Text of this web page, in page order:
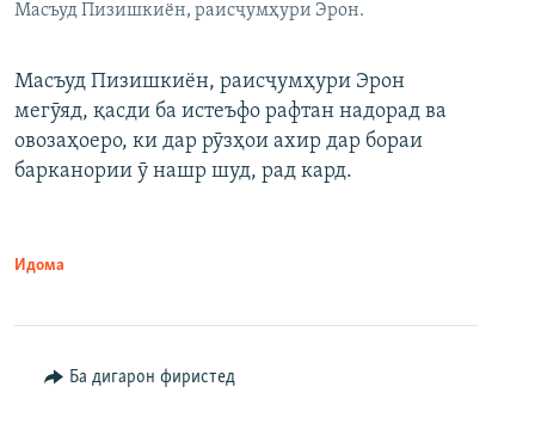
Масъуд Пизишкиён, раисҷумҳури Эрон.
Масъуд Пизишкиён, раисҷумҳури Эрон
мегӯяд, қасди ба истеъфо рафтан надорад ва
овозаҳоеро, ки дар рӯзҳои ахир дар бораи
барканории ӯ нашр шуд, рад кард.
Идома
Ба дигарон фиристед